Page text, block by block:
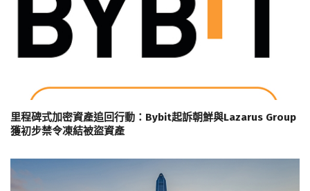
里程碑式加密資產追回行動：Bybit起訴朝鮮與Lazarus Group
獲初步禁令凍結被盜資產